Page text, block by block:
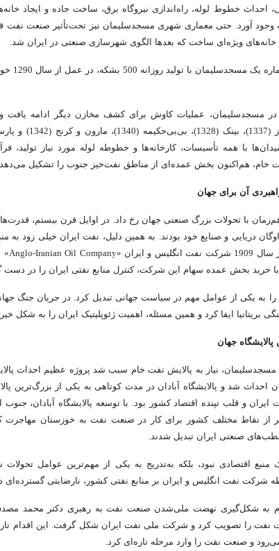
احداث خطوط لوله، راه‌اندازی نیروگاه برق، ساخت جاده و ایجاد
وجود آورد. حتی معماری شهری مسجدسلیمان نیز تحت‌تأثیر صنعت
خانه‌های ویژه‌ای ساخت که بعدها الگوی شهرسازی صنعتی در ایران شد.
با همه تأسیسات، کارخانه‌ها و خطوطه لوله مورد نیاز تولید،
خام، هم‌اکنون بخش عمده‌ای از مناطق نفت‌خیز جنوب را تشکیل
آن برای جهان
با تحولات بزرگ صنعتی جهان رخ داد. در اوایل قرن بیستم، قدرت‌های
دریایی و صنایع خود بودند. به همین دلیل، نفت ایران خیلی زود به
انگلیس
با خرید بخش عمده سهام این شرکت، کنترل منابع نفتی ایران را در
را به یکی از عوامل مهم در سیاست جهانی تبدیل کرد. در جریان جنگ
بریتانیا ایفا کرد و همین مسئله، اهمیت ژئوپلیتیک ایران را به شکل
پالایشگاه جهان
نیاز به پالایش نفت خام سبب شد پروژه عظیم احداث
احداث شد و پالایشگاه آبادان در مدت کوتاهی به یکی از بزرگ‌ترین
و قلب تپنده اقتصاد کشور بود. با توسعه پالایشگاه آبادان،
از نقاط مختلف کشور برای کار در صنعت نفت به خوزستان مهاجرت
صنعتی ایران تبدیل شدند.
منبع اقتصادی نبود، بلکه به‌تدریج به یکی از مهم‌ترین عوامل
شرکت نفت انگلیس و ایران بر منابع نفتی کشور، نارضایتی گسترده‌ای
را تصویب کرد و شرکت ملی نفت ایران شکل گرفت. این اقدام
و صنعت نفت را وارد مرحله تازه‌ای کرد.